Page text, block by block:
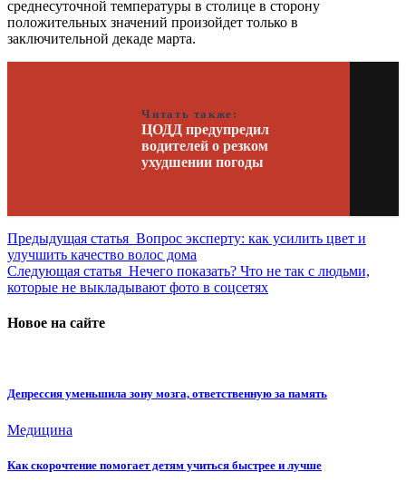
среднесуточной температуры в столице в сторону
положительных значений произойдет только в
заключительной декаде марта.
Читать также:
ЦОДД предупредил
водителей о резком
ухудшении погоды
Предыдущая статья Вопрос эксперту: как усилить цвет и
улучшить качество волос дома
Следующая статья Нечего показать? Что не так с людьми,
которые не выкладывают фото в соцсетях
Новое на сайте
Депрессия уменьшила зону мозга, ответственную за память
Медицина
Как скорочтение помогает детям учиться быстрее и лучше